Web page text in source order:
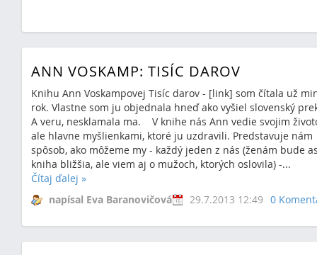
ANN VOSKAMP: TISÍC DAROV
Knihu Ann Voskampovej Tisíc darov - [link] som čítala už
rok. Vlastne som ju objednala hneď ako vyšiel slovenský
A veru, nesklamala ma. V knihe nás Ann vedie svojim
ale hlavne myšlienkami, ktoré ju uzdravili. Predstavuje nám
spôsob, ako môžeme my - každý jeden z nás (ženám bude
kniha bližšia, ale viem aj o mužoch, ktorých oslovila) -...
Čítaj ďalej »
napísal Eva Baranovičová
29.7.2013 12:49 0